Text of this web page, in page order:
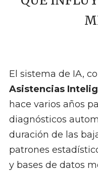
El sistema de IA,
Asistencias
hace varios años
diagnósticos
duración de las
patrones
y bases de datos